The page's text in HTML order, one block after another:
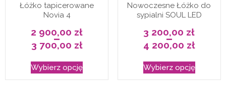
na
stronie
Łóżko tapicerowane
Novia 4
2 900,00 zł
–
3 700,00 zł
Zakres
od
2
900,00 zł
do
Wybierz opcję
Ten
produkt
Nowoczesne Łóżko do
sypialni SOUL LED
3 200,00 zł
–
4 200,00 zł
Zakres
od
3
200,00 zł
do
Wybierz opcję
Ten
produkt